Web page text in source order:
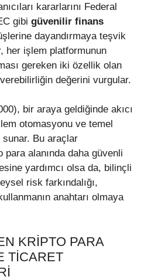
kararlarını Federal
gibi güvenilir finans
dayandırmaya teşvik
her işlem platformunun
gereken iki özellik olan
değerini vurgular.
bir araya geldiğinde akıcı
otomasyonu ve temel
Bu araçlar
para alanında daha güvenli
yardımcı olsa da, bilinçli
risk farkındalığı,
anahtarı olmaya
KRIPTO PARA
TICARET